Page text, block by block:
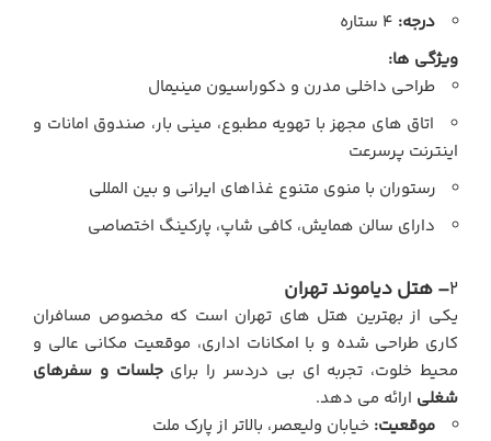
درجه:
ویژگی ها:
طراحی داخلی مدرن و دکوراسیون مینیمال
اتاق های مجهز با تهویه مطبوع، مینی بار، صندوق امانات و
اینترنت پرسرعت
رستوران با منوی متنوع غذاهای ایرانی و بین المللی
دارای سالن همایش، کافی شاپ، پارکینگ اختصاصی
2– هتل دیاموند تهران
یکی از بهترین هتل های تهران است که مخصوص مسافران
کاری طراحی شده و با امکانات اداری، موقعیت مکانی عالی و
محیط خلوت، تجربه ای بی دردسر را برایجلسات و سفرهای
شغلی ارائه می دهد.
موقعیت: خیابان ولیعصر، بالاتر از پارک ملت